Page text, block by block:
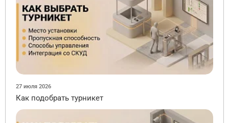
27 июля 2026
Как подобрать турникет